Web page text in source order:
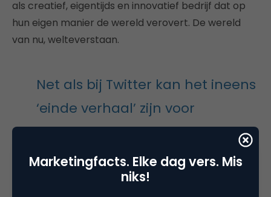
als creatief, eigentijds en innovatief bedrijf dat op
hun eigen manier de wereld verovert. De wereld
van nu, welteverstaan.
Net als bij Twitter kan het ineens
‘einde verhaal’ zijn voor
Snapchat.
Marketingfacts. Elke dag vers. Mis
niks!